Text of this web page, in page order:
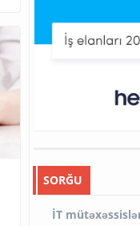
SORĞU
İT